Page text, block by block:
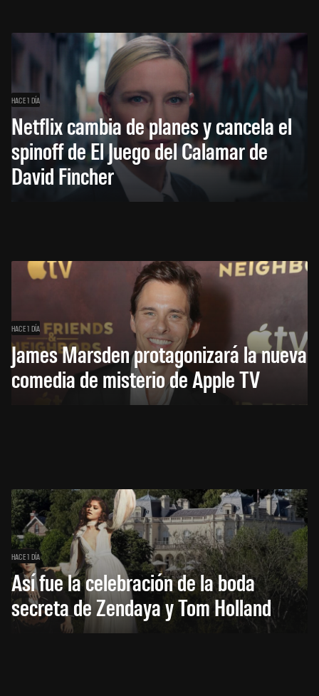
HACE 1 DÍA
Netflix cambia de planes y cancela el
spinoff de El Juego del Calamar de
David Fincher
HACE 1 DÍA
James Marsden protagonizará la nueva
comedia de misterio de Apple TV
HACE 1 DÍA
Así fue la celebración de la boda
secreta de Zendaya y Tom Holland